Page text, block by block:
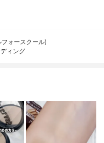
ォースクール)
ィング